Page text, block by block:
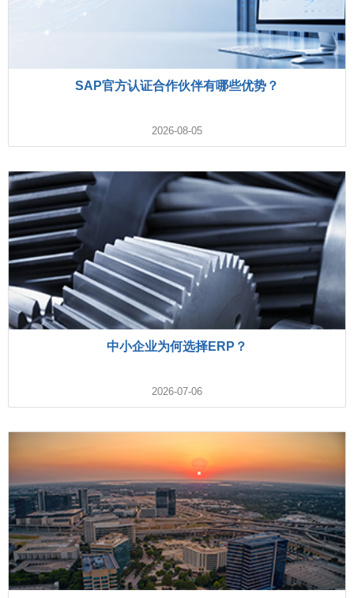
SAP官方认证合作伙伴有哪些优势？
2026-08-05
中小企业为何选择ERP？
2026-07-06